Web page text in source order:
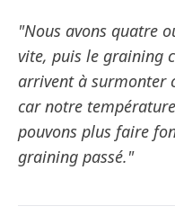
"Nous avons quatre
vite, puis le graining
arrivent à surmonter
car notre
pouvons plus faire
graining passé."